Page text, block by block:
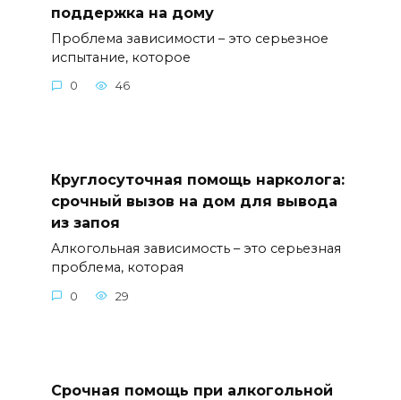
поддержка на дому
Проблема зависимости – это серьезное
испытание, которое
0 46
Круглосуточная помощь нарколога:
срочный вызов на дом для вывода
из запоя
Алкогольная зависимость – это серьезная
проблема, которая
0 29
Срочная помощь при алкогольной